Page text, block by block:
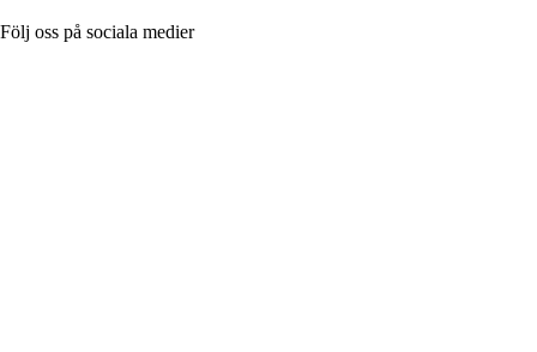
Följ oss på sociala medier